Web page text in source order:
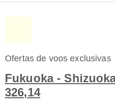
Ofertas de voos exclusivas
Fukuoka -
326,14